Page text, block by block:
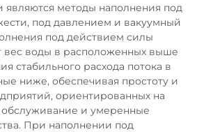
являются методы наполнения под
под давлением и вакуумный
под действием силы
вес воды в расположенных выше
стабильного расхода потока в
ниже, обеспечивая простоту и
ориентированных на
обслуживание и умеренные
При наполнении под